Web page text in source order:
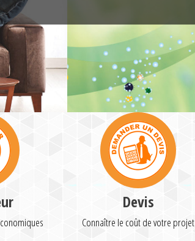
Devis
Connaître le coût de votre projet